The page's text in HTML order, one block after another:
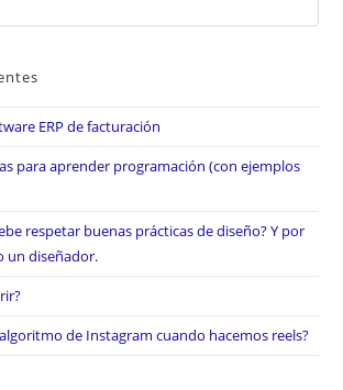
ERP de facturación
para aprender programación (con ejemplos
respetar buenas prácticas de diseño? Y por
un diseñador.
de Instagram cuando hacemos reels?